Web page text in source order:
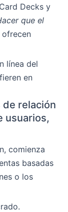
Decks y
que el
línea del
en
relación
usuarios,
comienza
basadas
o los